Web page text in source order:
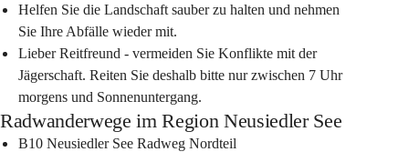
Helfen Sie die Landschaft sauber zu halten und nehmen
Sie Ihre Abfälle wieder mit.
Lieber Reitfreund - vermeiden Sie Konflikte mit der
Jägerschaft. Reiten Sie deshalb bitte nur zwischen 7 Uhr
morgens und Sonnenuntergang.
Radwanderwege im Region Neusiedler See
B10 Neusiedler See Radweg Nordteil